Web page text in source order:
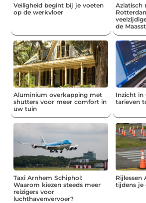
Veiligheid begint bij je voeten
op de werkvloer
Aziatisch
de
Aluminium overkapping met
shutters voor meer comfort in
uw tuin
Inzicht in
tarieven
Taxi Arnhem Schiphol:
Waarom kiezen steeds meer
reizigers voor
luchthavenvervoer?
Rijlessen
tijdens je